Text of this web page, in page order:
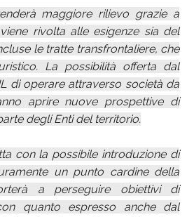
maggiore rilievo grazie a
rivolta alle esigenze sia del
le tratte transfrontaliere, che
La possibilità offerta dal
di operare attraverso società da
aprire nuove prospettive di
degli Enti del territorio.
con la possibile introduzione di
un punto cardine della
a perseguire obiettivi di
quanto espresso anche dal